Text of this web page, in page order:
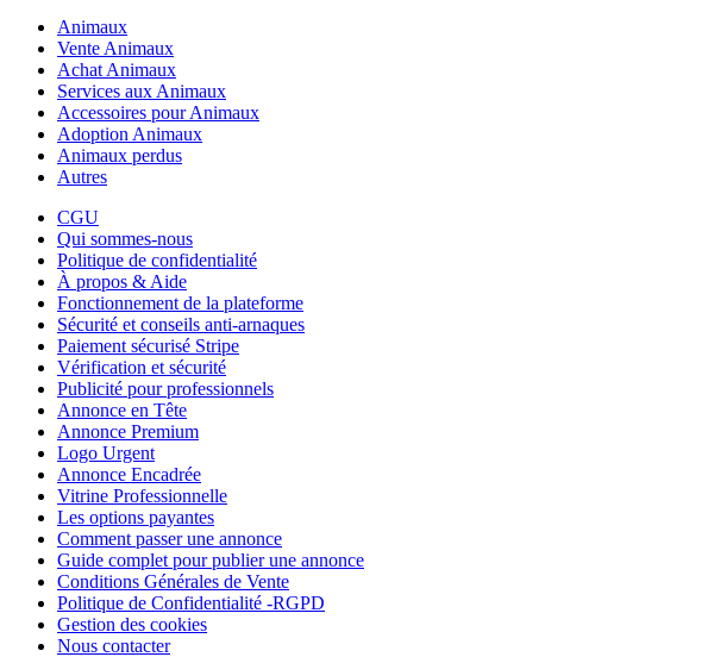
Animaux
Vente Animaux
Achat Animaux
Services aux Animaux
Accessoires pour Animaux
Adoption Animaux
Animaux perdus
Autres
CGU
Qui sommes-nous
Politique de confidentialité
À propos & Aide
Fonctionnement de la plateforme
Sécurité et conseils anti-arnaques
Paiement sécurisé Stripe
Vérification et sécurité
Publicité pour professionnels
Annonce en Tête
Annonce Premium
Logo Urgent
Annonce Encadrée
Vitrine Professionnelle
Les options payantes
Comment passer une annonce
Guide complet pour publier une annonce
Conditions Générales de Vente
Politique de Confidentialité -RGPD
Gestion des cookies
Nous contacter